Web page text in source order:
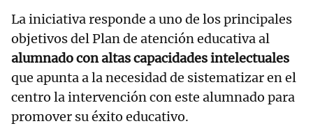
La iniciativa responde a uno de los principales
objetivos del Plan de atención educativa al
alumnado con altas capacidades intelectuales
que apunta a la necesidad de sistematizar en el
centro la intervención con este alumnado para
promover su éxito educativo.